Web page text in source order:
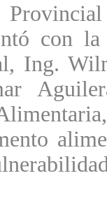
con la
Ing.